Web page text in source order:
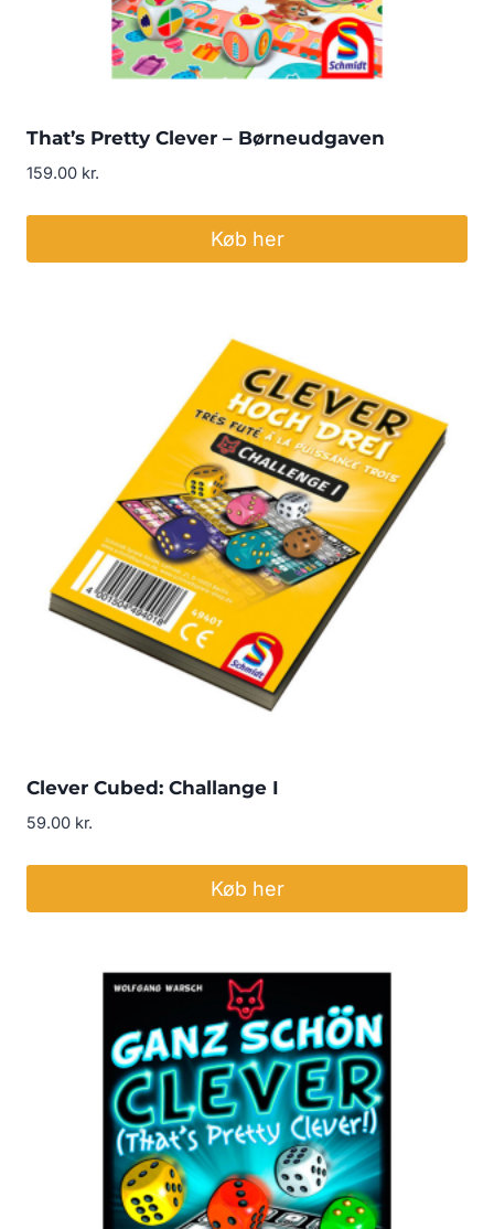
That’s Pretty Clever – Børneudgaven
159.00 kr.
Køb her
Clever Cubed: Challange I
59.00 kr.
Køb her